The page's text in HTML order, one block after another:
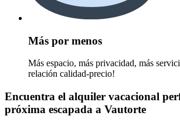
Más por menos
Más espacio, más privacidad, más
relación calidad-precio!
Encuentra el alquiler vacacional
próxima escapada a Vautorte